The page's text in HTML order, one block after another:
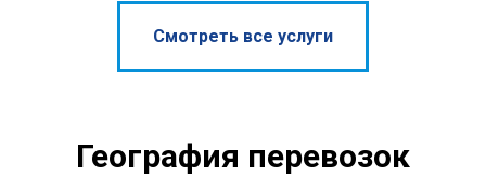
Смотреть все услуги
География перевозок